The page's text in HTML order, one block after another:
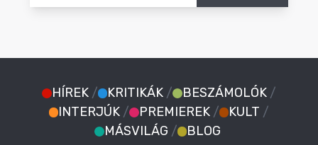
HÍREK / KRITIKÁK / BESZÁMOLÓK /
INTERJÚK / PREMIEREK / KULT /
MÁSVILÁG / BLOG